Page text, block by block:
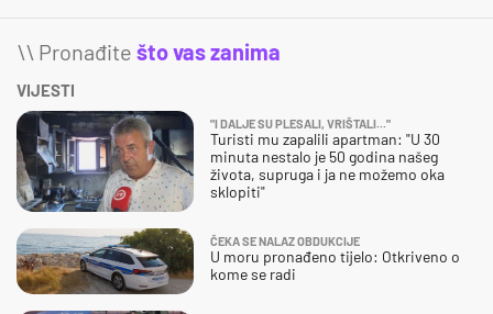
\\ Pronađite što vas zanima
VIJESTI
"I DALJE SU PLESALI, VRIŠTALI..."
Turisti mu zapalili apartman: "U 30
minuta nestalo je 50 godina našeg
života, supruga i ja ne možemo oka
sklopiti"
ČEKA SE NALAZ OBDUKCIJE
U moru pronađeno tijelo: Otkriveno o
kome se radi